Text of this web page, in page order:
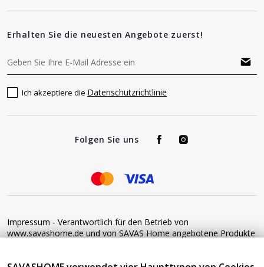
Erhalten Sie die neuesten Angebote zuerst!
Ich akzeptiere die Datenschutzrichtlinie
Folgen Sie uns
Impressum - Verantwortlich für den Betrieb von
www.savashome.de und von SAVAS Home angebotene Produkte